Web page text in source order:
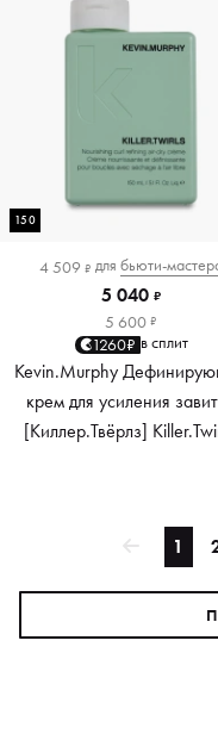
150
4 509 ₽ для бьюти-
5 040 ₽
5 600 ₽
1260₽ в сплит
Kevin.Murphy
крем для усиления
[Киллер.Твёрлз]
1